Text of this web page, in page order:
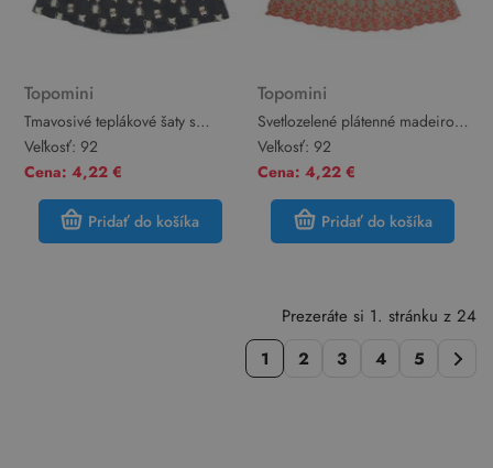
Topomini
Tmavosivé teplákové šaty s
tučňáky Topomini
Veľkosť: 92
Cena: 4,22 €
Pridať do košíka
Topomini
Svetlozelené plátenné madeirové
šaty Topomini
Veľkosť: 92
Cena: 4,22 €
Pridať do košíka
Prezeráte si 1. stránku z 24
1
2 3 4 5